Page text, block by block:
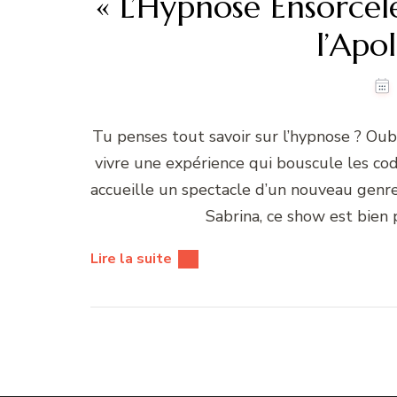
Tu penses tout savoir sur l’hypnose ?
vivre une expérience qui bouscule les
accueille un spectacle d’un nouveau
Sabrina, ce show est
Lire la suite